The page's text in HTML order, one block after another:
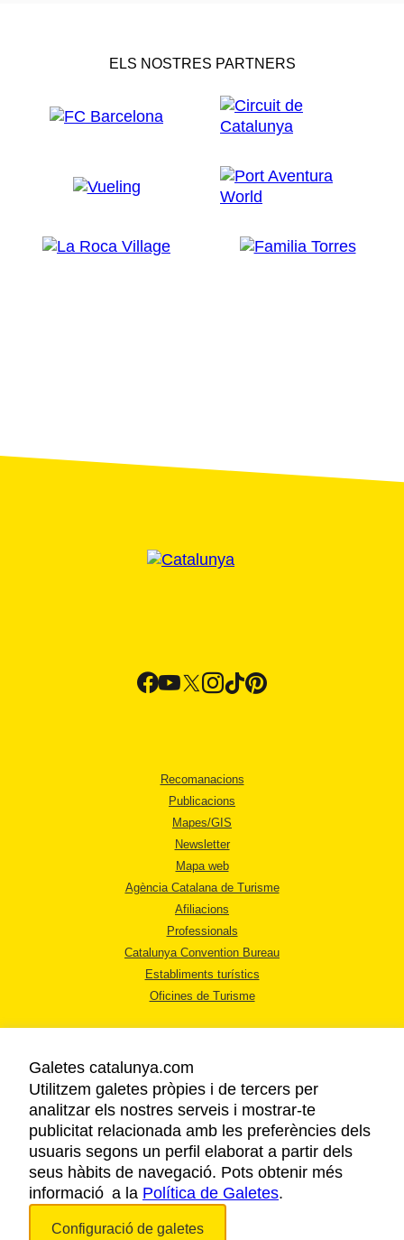
ELS NOSTRES PARTNERS
Recomanacions
Publicacions
Mapes/GIS
Newsletter
Mapa web
Agència Catalana de Turisme
Afiliacions
Professionals
Catalunya Convention Bureau
Establiments turístics
Oficines de Turisme
AVÍS LEGAL
POLÍTICA DE PRIVACITAT
COOKIES
ACCESSIBILITAT
Galetes catalunya.com
Utilitzem galetes pròpies i de tercers per
analitzar els nostres serveis i mostrar-te
publicitat relacionada amb les preferències dels
usuaris segons un perfil elaborat a partir dels
seus hàbits de navegació. Pots obtenir més
informació a la Política de Galetes.
Configuració de galetes